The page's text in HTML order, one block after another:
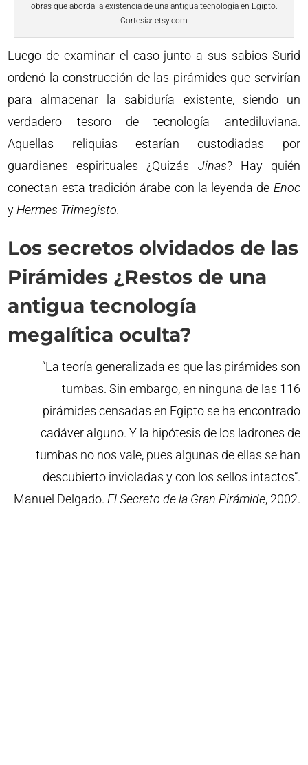
obras que aborda la existencia de una antigua tecnología en Egipto.
Cortesía: etsy.com
Luego de examinar el caso junto a sus sabios Surid
ordenó la construcción de las pirámides que servirían
para almacenar la sabiduría existente, siendo un
verdadero tesoro de tecnología antediluviana.
Aquellas reliquias estarían custodiadas por
guardianes espirituales ¿Quizás Jinas? Hay quién
conectan esta tradición árabe con la leyenda de Enoc
y Hermes Trimegisto.
Los secretos olvidados de las
Pirámides ¿Restos de una
antigua tecnología
megalítica oculta?
“La teoría generalizada es que las pirámides son
tumbas. Sin embargo, en ninguna de las 116
pirámides censadas en Egipto se ha encontrado
cadáver alguno. Y la hipótesis de los ladrones de
tumbas no nos vale, pues algunas de ellas se han
descubierto invioladas y con los sellos intactos”.
Manuel Delgado. El Secreto de la Gran Pirámide, 2002.